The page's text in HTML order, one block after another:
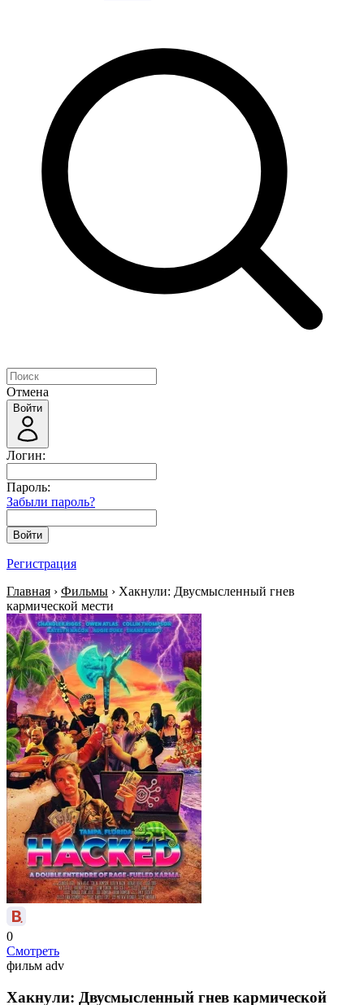
Отмена
Войти
Логин:
Пароль:
Забыли пароль?
Войти
Регистрация
Главная › Фильмы › Хакнули: Двусмысленный гнев
кармической мести
0
Смотреть
фильм adv
Хакнули: Двусмысленный гнев кармической